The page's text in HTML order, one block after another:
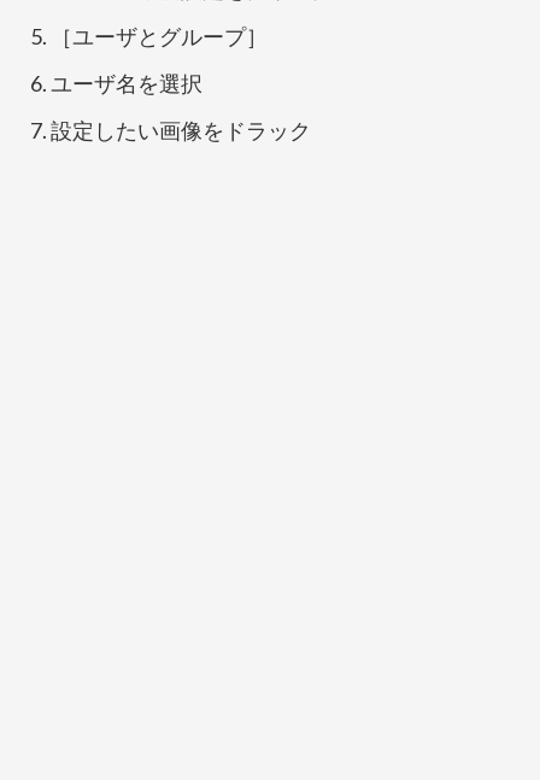
［ユーザとグループ］
ユーザ名を選択
設定したい画像をドラック